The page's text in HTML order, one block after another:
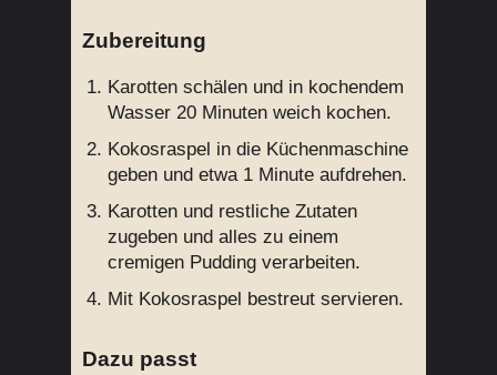
Zubereitung
Karotten schälen und in kochendem
Wasser 20 Minuten weich kochen.
Kokosraspel in die Küchenmaschine
geben und etwa 1 Minute aufdrehen.
Karotten und restliche Zutaten
zugeben und alles zu einem
cremigen Pudding verarbeiten.
Mit Kokosraspel bestreut servieren.
Dazu passt